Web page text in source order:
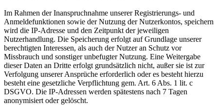
Im Rahmen der Inanspruchnahme unserer Registrierungs- und
Anmeldefunktionen sowie der Nutzung der Nutzerkontos, speichern
wird die IP-Adresse und den Zeitpunkt der jeweiligen
Nutzerhandlung. Die Speicherung erfolgt auf Grundlage unserer
berechtigten Interessen, als auch der Nutzer an Schutz vor
Missbrauch und sonstiger unbefugter Nutzung. Eine Weitergabe
dieser Daten an Dritte erfolgt grundsätzlich nicht, außer sie ist zur
Verfolgung unserer Ansprüche erforderlich oder es besteht hierzu
besteht eine gesetzliche Verpflichtung gem. Art. 6 Abs. 1 lit. c
DSGVO. Die IP-Adressen werden spätestens nach 7 Tagen
anonymisiert oder gelöscht.